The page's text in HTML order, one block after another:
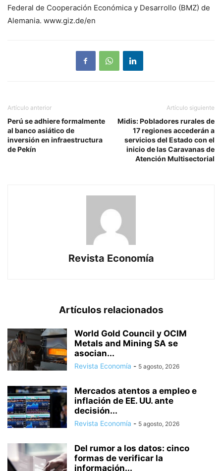
Federal de Cooperación Económica y Desarrollo (BMZ) de
Alemania. www.giz.de/en
Artículo anterior
Perú se adhiere formalmente
al banco asiático de
inversión en infraestructura
de Pekín
Artículo siguiente
Midis: Pobladores rurales de
17 regiones accederán a
servicios del Estado con el
inicio de las Caravanas de
Atención Multisectorial
Revista Economía
Artículos relacionados
World Gold Council y OCIM
Metals and Mining SA se
asocian...
Revista Economía - 5 agosto, 2026
Mercados atentos a empleo e
inflación de EE. UU. ante
decisión...
Revista Economía - 5 agosto, 2026
Del rumor a los datos: cinco
formas de verificar la
información...